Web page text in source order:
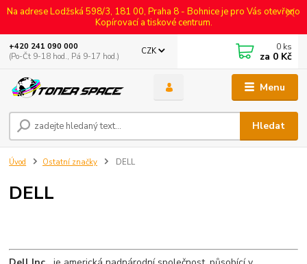
Na adrese Lodžská 598/3, 181 00, Praha 8 - Bohnice je pro Vás otevřeno
Kopírovací a tiskové centrum.
Menu
CZK
Hledat
+420 241 090 000
(Po-Čt 9-18 hod., Pá 9-17 hod.)
0 ks
za 0 Kč
Úvod Ostatní značky DELL
DELL